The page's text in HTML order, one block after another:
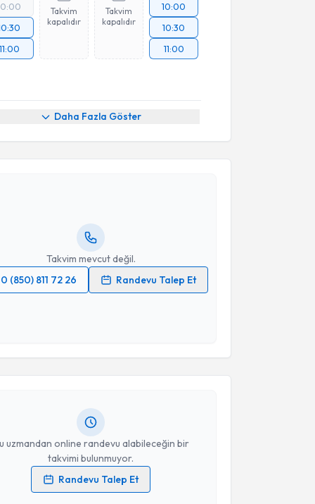
11:00
Takvim
kapalıdır
Takvim
kapalıdır
10:00
10:30
11:00
Daha Fazla Göster
Takvim mevcut değil.
0 (850) 811 72 26
Randevu Talep Et
Talebi
Koruk
Takvim Talebini Gönder
uzmandan online randevu alabileceğin bir
takvimi bulunmuyor.
Randevu Talep Et
verilerimin işlenmesine ilişkinAydınlatma Metni